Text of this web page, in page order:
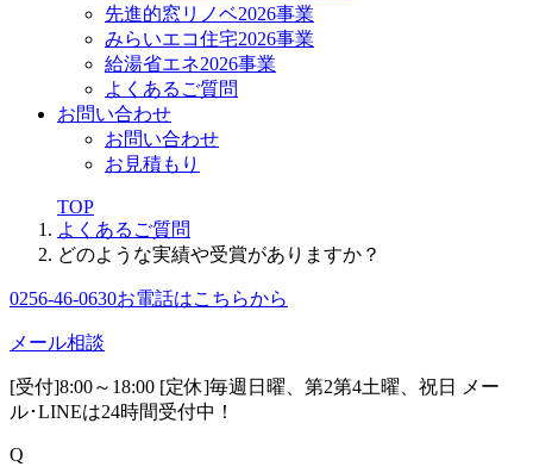
先進的窓リノベ2026事業
みらいエコ住宅2026事業
給湯省エネ2026事業
よくあるご質問
お問い合わせ
お問い合わせ
お見積もり
TOP
よくあるご質問
どのような実績や受賞がありますか？
0256-46-0630お電話はこちらから
メール相談
[受付]8:00～18:00 [定休]毎週日曜、第2第4土曜、祝日
メー
ル･LINEは24時間受付中！
Q